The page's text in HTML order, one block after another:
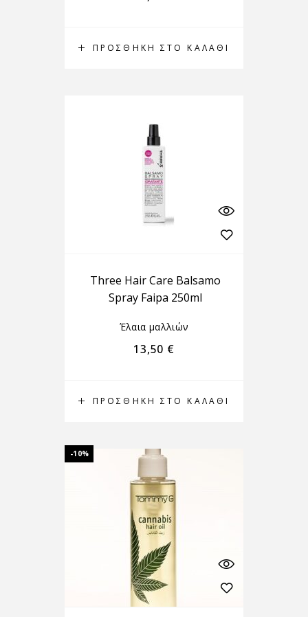
ΠΡΟΣΘΉΚΗ ΣΤΟ ΚΑΛΆΘΙ
ΠΡΟΣΘΉΚΗ ΣΤΟ ΚΑΛΆΘΙ
Three Hair Care Balsamo
Spray Faipa 250ml
Έλαια μαλλιών
13,50 €
-10%